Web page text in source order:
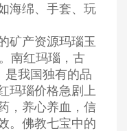
海绵、手套、玩
矿产资源玛瑙玉
南红玛瑙，古
是我国独有的品
玛瑙价格急剧上
，养心养血，信
。佛教七宝中的